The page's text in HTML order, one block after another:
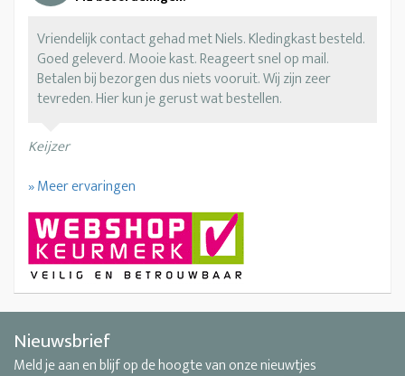
Vriendelijk contact gehad met Niels. Kledingkast besteld.
Goed geleverd. Mooie kast. Reageert snel op mail.
Betalen bij bezorgen dus niets vooruit. Wij zijn zeer
tevreden. Hier kun je gerust wat bestellen.
Keijzer
» Meer ervaringen
Nieuwsbrief
Meld je aan en blijf op de hoogte van onze nieuwtjes